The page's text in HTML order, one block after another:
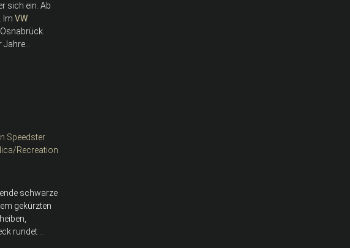
sich ein. Ab
Im VW
schwarze
gekürzten
rundet ...